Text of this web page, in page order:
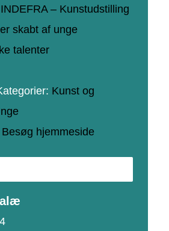
– Kunstudstilling
skabt af unge
talenter
Kunst og
Besøg hjemmeside